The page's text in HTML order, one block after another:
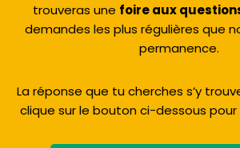
trouveras une foire aux
demandes les plus régulières que
permanence.
La réponse que tu cherches s’y
clique sur le bouton ci-dessous pour